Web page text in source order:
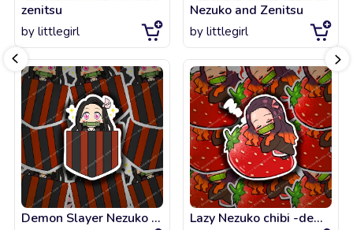
zenitsu
by littlegirl
Demon Slayer Nezuko Chibi in a Pocket
Nezuko and Zenitsu
by littlegirl
Lazy Nezuko chibi -demon slayer